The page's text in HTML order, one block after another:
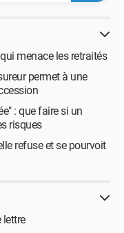
menace les retraités
permet à une
: que faire si un
risques
refuse et se pourvoit
lettre